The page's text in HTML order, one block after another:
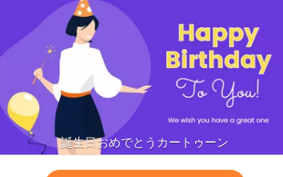
誕生日おめでとうカートゥーン